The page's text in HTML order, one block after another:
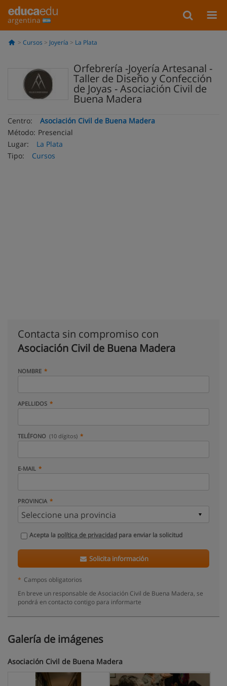
argentina
Cursos Joyería La Plata
Orfebrería -Joyería Artesanal -
Taller de Diseño y Confección
de Joyas - Asociación Civil de
Buena Madera
Centro:
Asociación Civil de Buena Madera
Método: Presencial
Lugar:
La Plata
Tipo:
Cursos
Contacta sin compromiso con
Asociación Civil de Buena Madera
NOMBRE
APELLIDOS
TELÉFONO (10 dígitos)
E-MAIL
PROVINCIA
Acepta la política de privacidad para enviar la solicitud
Solicita información
* Campos obligatorios
En breve un responsable de Asociación Civil de Buena Madera, se
pondrá en contacto contigo para informarte
Galería de imágenes
Asociación Civil de Buena Madera